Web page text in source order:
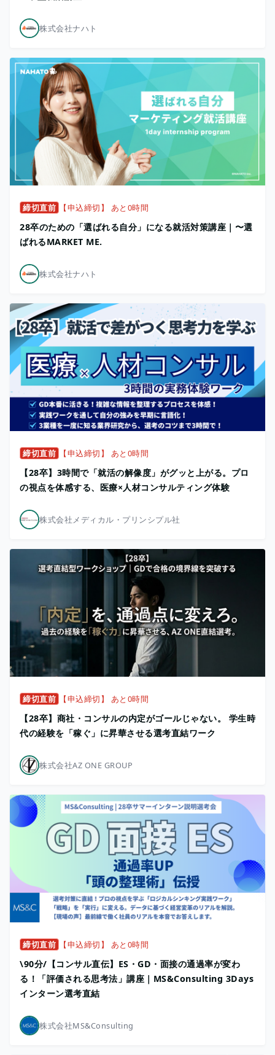
株式会社ナハト
締切直前 【申込締切】 あと0時間
28卒のための「選ばれる自分」になる就活対策講座｜〜選
ばれるMARKET ME.
株式会社ナハト
締切直前 【申込締切】 あと0時間
【28卒】3時間で「就活の解像度」がグッと上がる。プロ
の視点を体感する、医療×人材コンサルティング体験
株式会社メディカル・プリンシプル社
締切直前 【申込締切】 あと0時間
【28卒】商社・コンサルの内定がゴールじゃない。 学生時
代の経験を「稼ぐ」に昇華させる選考直結ワーク
株式会社AZ ONE GROUP
締切直前 【申込締切】 あと0時間
\90分/【コンサル直伝】ES・GD・面接の通過率が変わ
る！「評価される思考法」講座｜MS&Consulting 3Days
インターン選考直結
株式会社MS&Consulting